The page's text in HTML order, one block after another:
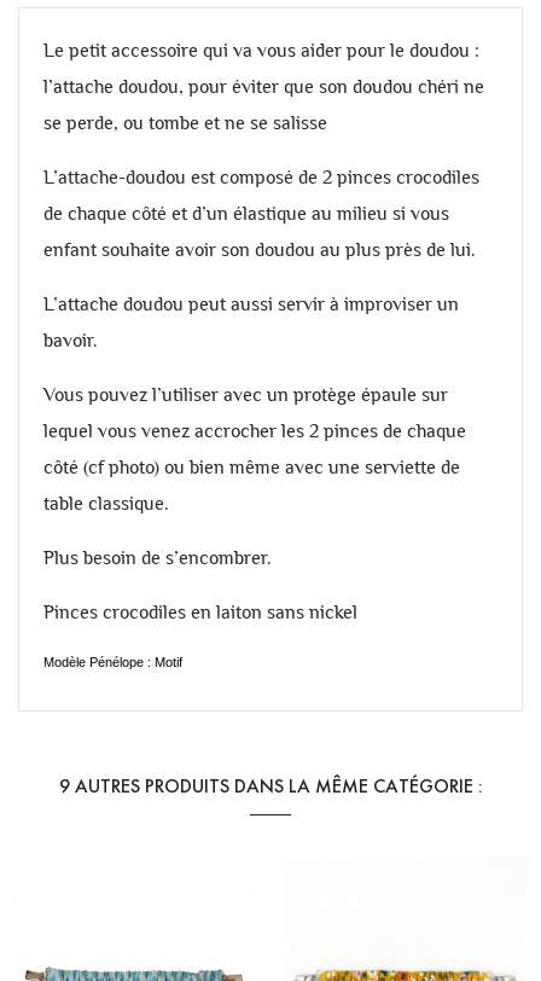
Le petit accessoire qui va vous aider pour le doudou :
l’attache doudou, pour éviter que son doudou chéri ne
se perde, ou tombe et ne se salisse
L’attache-doudou est composé de 2 pinces crocodiles
de chaque côté et d’un élastique au milieu si vous
enfant souhaite avoir son doudou au plus près de lui.
L’attache doudou peut aussi servir à improviser un
bavoir.
Vous pouvez l’utiliser avec un protège épaule sur
lequel vous venez accrocher les 2 pinces de chaque
côté (cf photo) ou bien même avec une serviette de
table classique.
Plus besoin de s’encombrer.
Pinces crocodiles en laiton sans nickel
Modèle Pénélope : Motif
9 AUTRES PRODUITS DANS LA MÊME CATÉGORIE :